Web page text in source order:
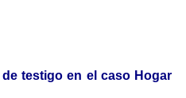
testigo en el caso Hogar